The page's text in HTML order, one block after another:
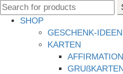
Search
for:
SHOP
GESCHENK-IDEEN
KARTEN